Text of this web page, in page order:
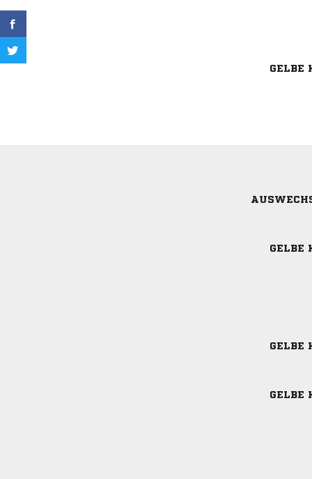
GELBE
GELBE
GELBE
GELBE